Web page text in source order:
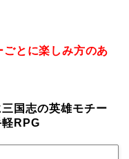
とに楽しみ方のあ
国志の英雄モチー
RPG